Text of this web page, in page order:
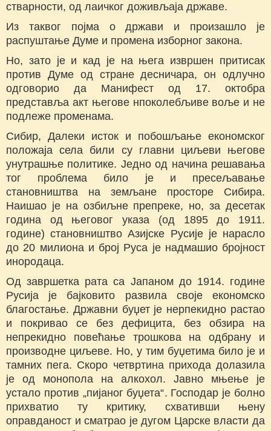
стварности, од лаичког доживљаја државе.
Из таквог појма о држави и произашло је
распуштање Думе и промена изборног закона.
Но, зато је и кад је на њега извршен притисак
против Думе од стране десничара, он одлучно
одговорио да Манифест од 17. октобра
представља акт његове нпоколебљиве воље и не
подлеже променама.
Сибир, Далеки исток и побошљање економског
положаја села били су главни циљеви његове
унутрашње политике. Једно од начина решавања
тог проблема било је и пресељавање
становништва на земљане просторе Сибира.
Наишао је на озбиљне препреке, но, за десетак
година од његовог указа (од 1895 до 1911.
године) становништво Азијске Русије је нарасло
до 20 милиона и број Руса је надмашио бројност
инородаца.
Од завршетка рата са Јапаном до 1914. године
Русија је бајковито развила своје економско
благостање. Државни буџет је нерпекидно растао
и покривао се без дефицита, без обзира на
непрекидно повећање трошкова на одбрану и
производне циљеве. Но, у тим буџетима било је и
тамних пега. Скоро четвртина прихода долазила
је од монопола на алкохол. Јавно мњење је
устало против „пијаног буџета“. Господар је болно
прихватио ту критику, схвативши њену
оправданост и сматрао је дугом Царске власти да